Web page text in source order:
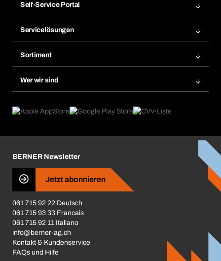
Self-Service Portal
Merklisten
Nachbestellung
Dauerauftrag
Servicelösungen
Gefahrenstoffdatenbank
eProcurement
Produktfinder
Sortiment
Wer wir sind
Was uns antreibt
Business Conduct
BERNER Newsletter
Jetzt abonnieren
061 715 92 22 Deutsch
061 715 93 33 Francais
061 715 92 11 Italiano
info@berner-ag.ch
Kontakt & Kundenservice
FAQs und Hilfe